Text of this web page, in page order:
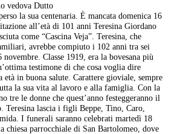
la sua centenaria. È mancata domenica 16
all’età di 101 anni Teresina Giordano
come “Cascina Veja”. Teresina, che
avrebbe compiuto i 102 anni tra sei
Classe 1919, era la bovesana più
testimone di che cosa voglia dire
età in buona salute. Carattere gioviale, sempre
la sua vita al lavoro e alla famiglia. Con la
tre le donne che quest’anno festeggeranno il
Teresina lascia i figli Beppe, Tino, Caro,
I funerali saranno celebrati martedì 18
chiesa parrocchiale di San Bartolomeo, dove